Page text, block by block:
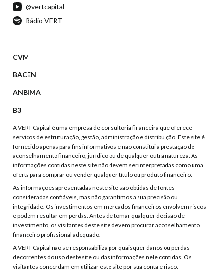
@vertcapital
Rádio VERT
CVM
BACEN
ANBIMA
B3
A VERT Capital é uma empresa de consultoria financeira que oferece
serviços de estruturação, gestão, administração e distribuição. Este site é
fornecido apenas para fins informativos e não constitui a prestação de
aconselhamento financeiro, jurídico ou de qualquer outra natureza. As
informações contidas neste site não devem ser interpretadas como uma
oferta para comprar ou vender qualquer título ou produto financeiro.
As informações apresentadas neste site são obtidas de fontes
consideradas confiáveis, mas não garantimos a sua precisão ou
integridade. Os investimentos em mercados financeiros envolvem riscos
e podem resultar em perdas. Antes de tomar qualquer decisão de
investimento, os visitantes deste site devem procurar aconselhamento
financeiro profissional adequado.
A VERT Capital não se responsabiliza por quaisquer danos ou perdas
decorrentes do uso deste site ou das informações nele contidas. Os
visitantes concordam em utilizar este site por sua conta e risco.